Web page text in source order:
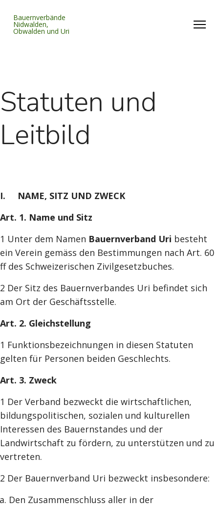
Bauernverbände
Nidwalden,
Obwalden und Uri
Statuten und
Leitbild
I. NAME, SITZ UND ZWECK
Art. 1. Name und Sitz
1 Unter dem Namen Bauernverband Uri besteht
ein Verein gemäss den Bestimmungen nach Art. 60
ff des Schweizerischen Zivilgesetzbuches.
2 Der Sitz des Bauernverbandes Uri befindet sich
am Ort der Geschäftsstelle.
Art. 2. Gleichstellung
1 Funktionsbezeichnungen in diesen Statuten
gelten für Personen beiden Geschlechts.
Art. 3. Zweck
1 Der Verband bezweckt die wirtschaftlichen,
bildungspolitischen, sozialen und kulturellen
Interessen des Bauernstandes und der
Landwirtschaft zu fördern, zu unterstützen und zu
vertreten.
2 Der Bauernverband Uri bezweckt insbesondere:
Den Zusammenschluss aller in der